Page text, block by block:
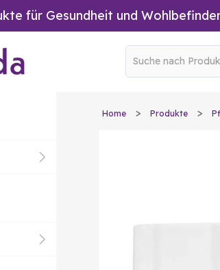
für Gesundheit und
Home Produkte